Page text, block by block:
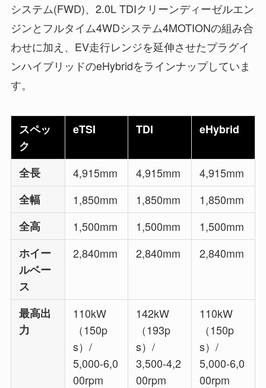
システム(FWD)、2.0L TDIクリーンディーゼルエン
ジンとフルタイム4WDシステム4MOTIONの組み合
わせに加え、EV走行レンジを延伸させたプラグイ
ンハイブリッドのeHybridをラインナップしていま
す。
スペッ
ク
eTSI TDI eHybrid
全長 4,915mm 4,915mm
4,915mm
全幅
1,850mm 1,850mm
1,850mm
全高
1,500mm 1,500mm
1,500mm
ホイー
ルベー
ス
2,840mm 2,840mm 2,840mm
最高出
力
110kW
（150p
s）/
5,000-6,0
00rpm
142kW
（193p
s）/
3,500-4,2
00rpm
110kW
（150p
s）/
5,000-6,0
00rpm